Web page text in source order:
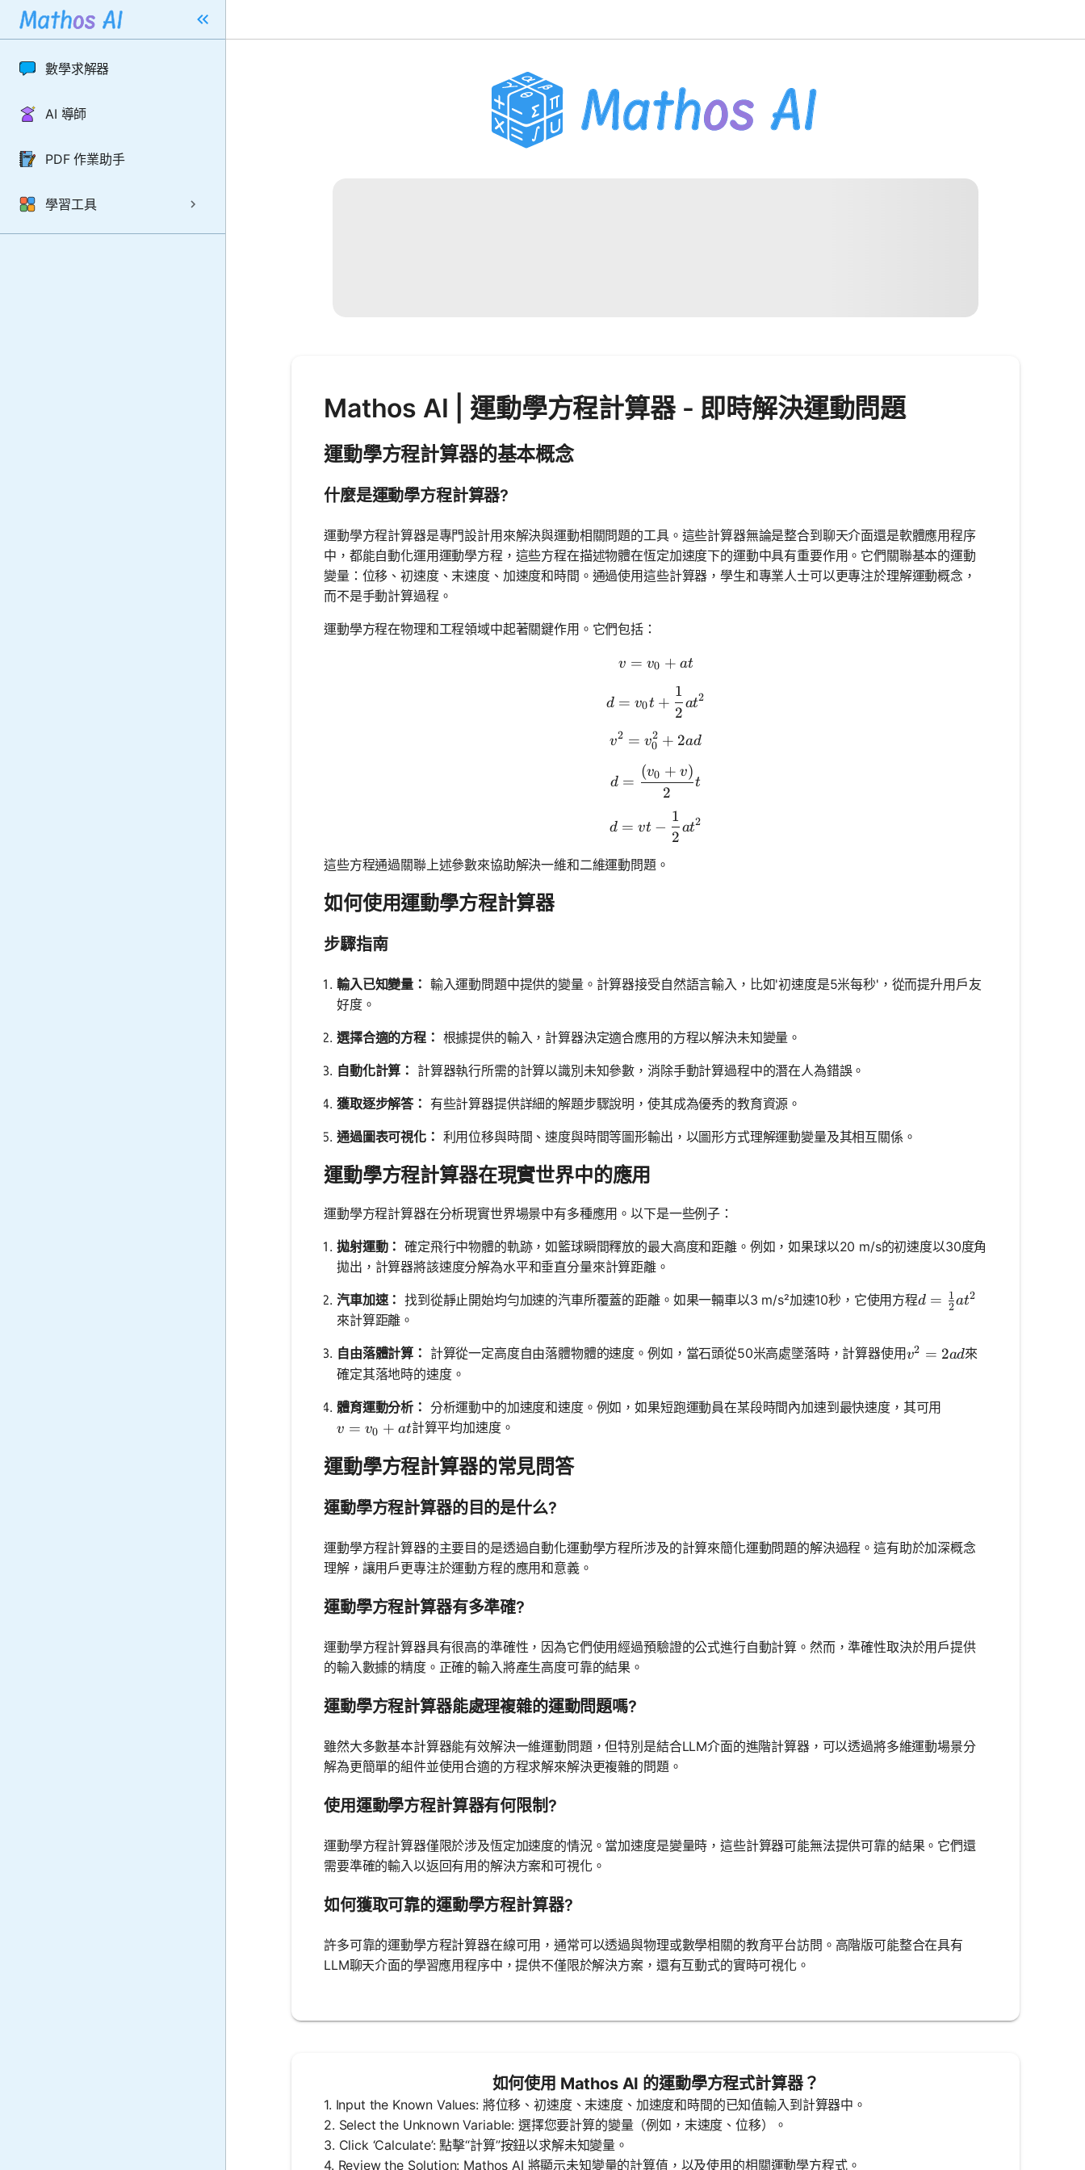
數學求解器
AI 導師
PDF 作業助手
學習工具
Mathos AI | 運動學方程計算器 - 即時解決運動問題
運動學方程計算器的基本概念
什麼是運動學方程計算器?
運動學方程計算器是專門設計用來解決與運動相關問題的工具。這些計算器無論是整合到聊天介面還是軟體應用程序
中，都能自動化運用運動學方程，這些方程在描述物體在恆定加速度下的運動中具有重要作用。它們關聯基本的運動
變量：位移、初速度、末速度、加速度和時間。通過使用這些計算器，學生和專業人士可以更專注於理解運動概念，
而不是手動計算過程。
運動學方程在物理和工程領域中起著關鍵作用。它們包括：
v = v_0 + at
v = v0 + at
d = v_0t + \frac{1}{2}at^2
d = v0t +
2
1
at2
v^2 = v_0^2 + 2ad
v2 = v0
2 + 2ad
d = \frac{(v_0 + v)}{2}t
d =
2
(v0 + v)
t
d = vt - \frac{1}{2}at^2
d = vt −
2
1
at2
這些方程通過關聯上述參數來協助解決一維和二維運動問題。
如何使用運動學方程計算器
步驟指南
輸入已知變量： 輸入運動問題中提供的變量。計算器接受自然語言輸入，比如'初速度是5米每秒'，從而提升用戶友
好度。
選擇合適的方程： 根據提供的輸入，計算器決定適合應用的方程以解決未知變量。
自動化計算： 計算器執行所需的計算以識別未知參數，消除手動計算過程中的潛在人為錯誤。
獲取逐步解答： 有些計算器提供詳細的解題步驟說明，使其成為優秀的教育資源。
通過圖表可視化： 利用位移與時間、速度與時間等圖形輸出，以圖形方式理解運動變量及其相互關係。
運動學方程計算器在現實世界中的應用
運動學方程計算器在分析現實世界場景中有多種應用。以下是一些例子：
拋射運動： 確定飛行中物體的軌跡，如籃球瞬間釋放的最大高度和距離。例如，如果球以20 m/s的初速度以30度角
拋出，計算器將該速度分解為水平和垂直分量來計算距離。
汽車加速： 找到從靜止開始均勻加速的汽車所覆蓋的距離。如果一輛車以3 m/s²加速10秒，它使用方程d = \frac{1}{2}at^2
d = 2
1at2
來計算距離。
自由落體計算： 計算從一定高度自由落體物體的速度。例如，當石頭從50米高處墜落時，計算器使用v^2 = 2ad
v2 = 2ad來
確定其落地時的速度。
體育運動分析： 分析運動中的加速度和速度。例如，如果短跑運動員在某段時間內加速到最快速度，其可用
v = v_0 + at
v = v0 + at計算平均加速度。
運動學方程計算器的常見問答
運動學方程計算器的目的是什么?
運動學方程計算器的主要目的是透過自動化運動學方程所涉及的計算來簡化運動問題的解決過程。這有助於加深概念
理解，讓用戶更專注於運動方程的應用和意義。
運動學方程計算器有多準確?
運動學方程計算器具有很高的準確性，因為它們使用經過預驗證的公式進行自動計算。然而，準確性取決於用戶提供
的輸入數據的精度。正確的輸入將產生高度可靠的結果。
運動學方程計算器能處理複雜的運動問題嗎?
雖然大多數基本計算器能有效解決一維運動問題，但特別是結合LLM介面的進階計算器，可以透過將多維運動場景分
解為更簡單的組件並使用合適的方程求解來解決更複雜的問題。
使用運動學方程計算器有何限制?
運動學方程計算器僅限於涉及恆定加速度的情況。當加速度是變量時，這些計算器可能無法提供可靠的結果。它們還
需要準確的輸入以返回有用的解決方案和可視化。
如何獲取可靠的運動學方程計算器?
許多可靠的運動學方程計算器在線可用，通常可以透過與物理或數學相關的教育平台訪問。高階版可能整合在具有
LLM聊天介面的學習應用程序中，提供不僅限於解決方案，還有互動式的實時可視化。
如何使用 Mathos AI 的運動學方程式計算器？
1. Input the Known Values: 將位移、初速度、末速度、加速度和時間的已知值輸入到計算器中。
2. Select the Unknown Variable: 選擇您要計算的變量（例如，末速度、位移）。
3. Click ‘Calculate’: 點擊“計算”按鈕以求解未知變量。
4. Review the Solution: Mathos AI 將顯示未知變量的計算值，以及使用的相關運動學方程式。